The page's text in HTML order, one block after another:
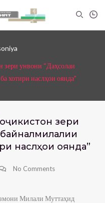
зери унвони “Даҳсолаи
хотири наслҳои оянда”
зери
наслҳои оянда”
No Comments
Милали Муттаҳид